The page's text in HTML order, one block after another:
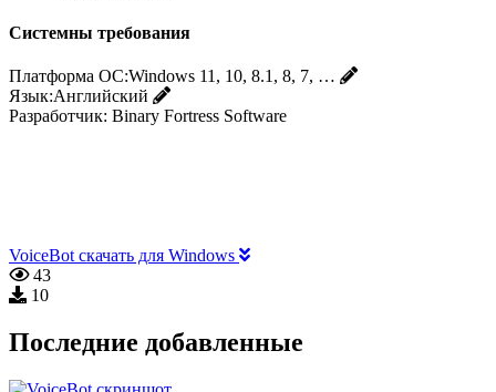
Системны требования
Платформа ОС:Windows 11, 10, 8.1, 8, 7, …
Язык:Английский
Разработчик: Binary Fortress Software
VoiceBot скачать для Windows
43
10
Последние добавленные